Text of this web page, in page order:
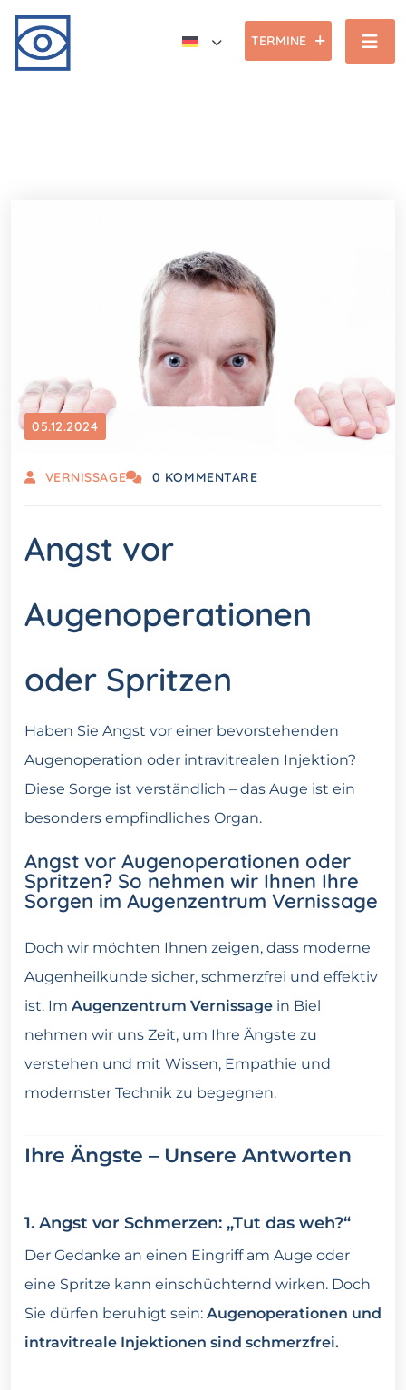
TERMINE
05.12.2024
VERNISSAGE 0 KOMMENTARE
Angst vor
Augenoperationen
oder Spritzen
Haben Sie Angst vor einer bevorstehenden
Augenoperation oder intravitrealen Injektion?
Diese Sorge ist verständlich – das Auge ist ein
besonders empfindliches Organ.
Angst vor Augenoperationen oder
Spritzen? So nehmen wir Ihnen Ihre
Sorgen im Augenzentrum Vernissage
Doch wir möchten Ihnen zeigen, dass moderne
Augenheilkunde sicher, schmerzfrei und effektiv
ist. Im Augenzentrum Vernissage in Biel
nehmen wir uns Zeit, um Ihre Ängste zu
verstehen und mit Wissen, Empathie und
modernster Technik zu begegnen.
Ihre Ängste – Unsere Antworten
1. Angst vor Schmerzen: „Tut das weh?“
Der Gedanke an einen Eingriff am Auge oder
eine Spritze kann einschüchternd wirken. Doch
Sie dürfen beruhigt sein: Augenoperationen und
intravitreale Injektionen sind schmerzfrei.